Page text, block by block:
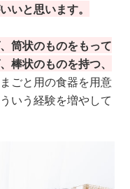
いと思います。
筒状のものをもって
棒状のものを持つ、
ごと用の食器を用意
いう経験を増やして